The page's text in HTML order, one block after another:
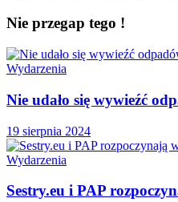
Nie przegap tego !
Wydarzenia
Nie udało się wywieźć
19 sierpnia 2024
Wydarzenia
Sestry.eu i PAP